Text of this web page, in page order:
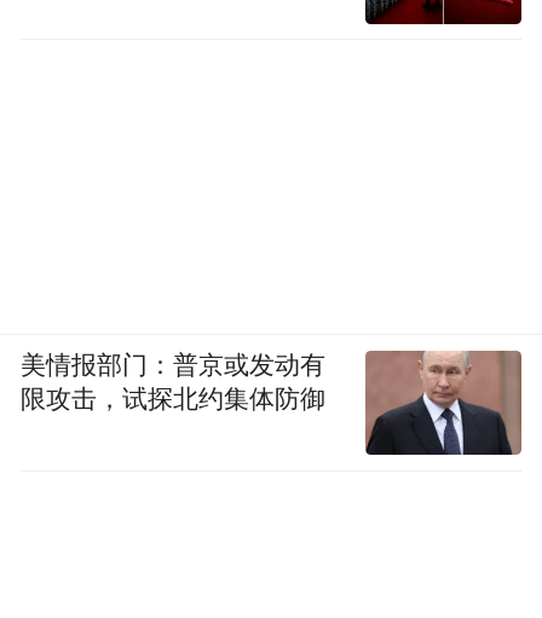
美情报部门：普京或发动有
限攻击，试探北约集体防御